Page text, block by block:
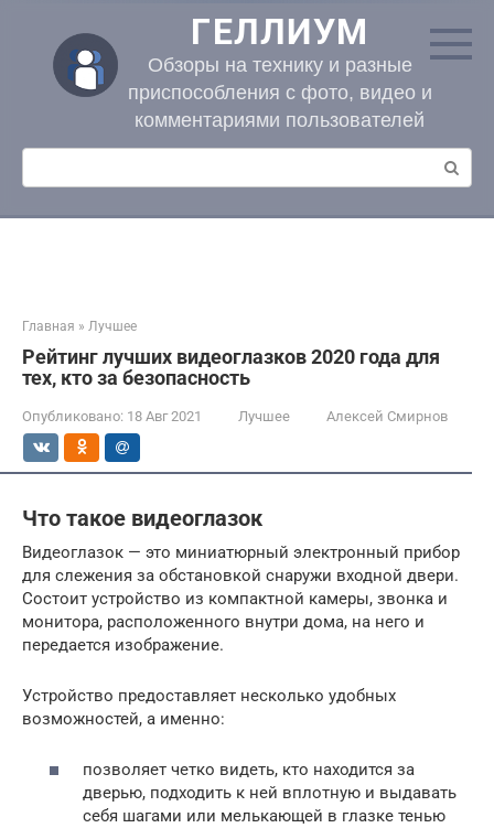
контенту
ГЕЛЛИУМ
Обзоры на технику и разные
приспособления с фото, видео и
комментариями пользователей
Поиск:
Главная » Лучшее
Рейтинг лучших видеоглазков 2020 года для
тех, кто за безопасность
Опубликовано: 18 Авг 2021 Лучшее Алексей Смирнов
Что такое видеоглазок
Видеоглазок — это миниатюрный электронный прибор
для слежения за обстановкой снаружи входной двери.
Состоит устройство из компактной камеры, звонка и
монитора, расположенного внутри дома, на него и
передается изображение.
Устройство предоставляет несколько удобных
возможностей, а именно:
позволяет четко видеть, кто находится за
дверью, подходить к ней вплотную и выдавать
себя шагами или мелькающей в глазке тенью